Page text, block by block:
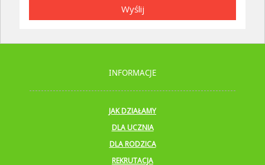
Wyślij
INFORMACJE
JAK DZIAŁAMY
DLA UCZNIA
DLA RODZICA
REKRUTACJA